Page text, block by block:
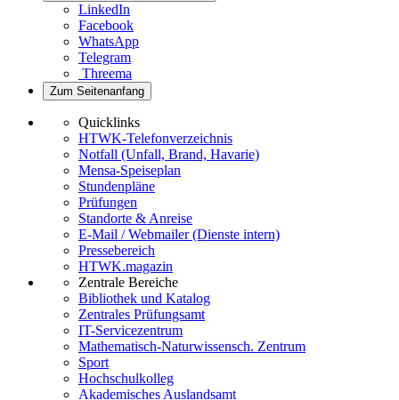
LinkedIn
Facebook
WhatsApp
Telegram
Threema
Zum Seitenanfang
Quicklinks
HTWK-Telefonverzeichnis
Notfall (Unfall, Brand, Havarie)
Mensa-Speiseplan
Stundenpläne
Prüfungen
Standorte & Anreise
E-Mail / Webmailer (Dienste intern)
Pressebereich
HTWK.magazin
Zentrale Bereiche
Bibliothek und Katalog
Zentrales Prüfungsamt
IT-Servicezentrum
Mathematisch-Naturwissensch. Zentrum
Sport
Hochschulkolleg
Akademisches Auslandsamt